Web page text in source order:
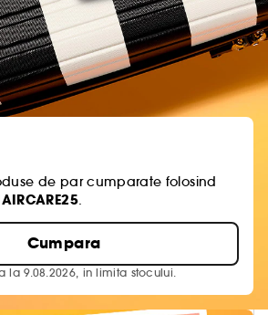
de par cumparate folosind
.
Cumpara
9.08.2026, in limita stocului.